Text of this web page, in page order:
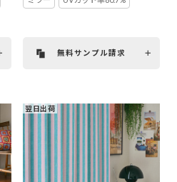
無料サンプル請求
翌日出荷